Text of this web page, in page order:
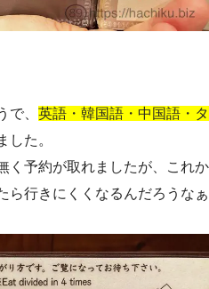
で、 英語・韓国語・中国語・タ
した。
く予約が取れましたが、これか
ら行きにくくなるんだろうなぁ